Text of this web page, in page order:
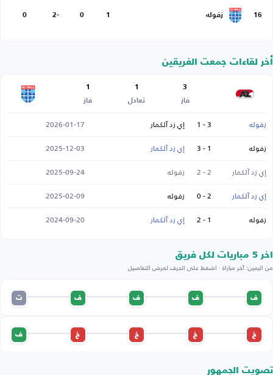
16 زفوله 1
0
-2
0
أخر لقاءات جمعت الفريقين
3
فاز
1
تعادل
1
فاز
زفوله 3 - 1 إي زد آلكمار
2026-01-17
زفوله
1 - 3 إي زد آلكمار
2025-12-03
إي زد آلكمار
2 - 2 زفوله
2025-09-24
إي زد آلكمار
2 - 0 زفوله
2025-02-09
زفوله
1 - 2 إي زد آلكمار 2024-09-20
اخر 5 مباريات لكل فريق
من اليمين: آخر مباراة · اضغط على الحرف لعرض التفاصيل
ف ف ف ف ت
خ خ خ خ ف
تصويت الجمهور